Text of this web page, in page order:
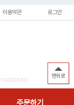
이용약관 로그인
주문하기
맨위로